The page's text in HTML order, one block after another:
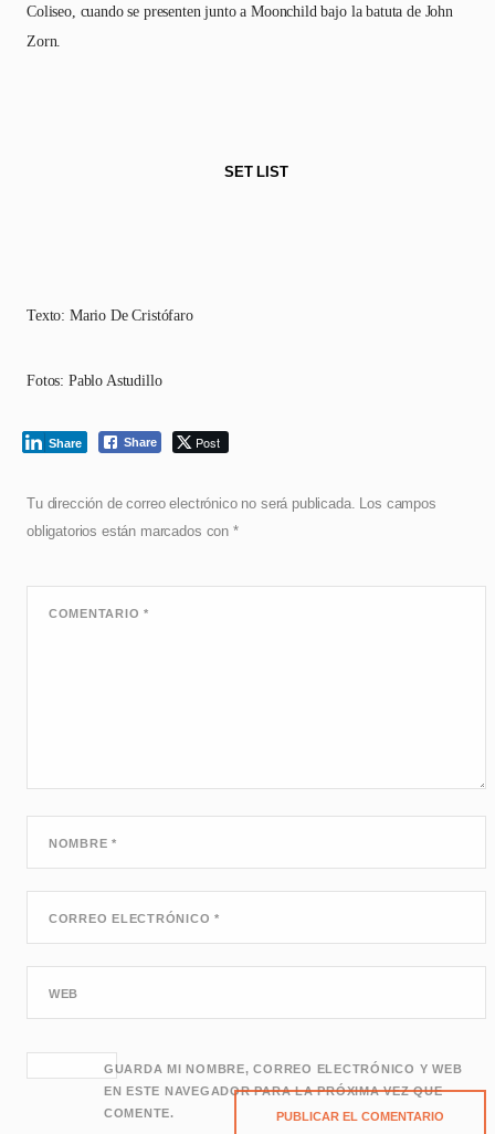
Coliseo, cuando se presenten junto a Moonchild bajo la batuta de John
Zorn.
SET LIST
Texto: Mario De Cristófaro
Fotos: Pablo Astudillo
Share Post
Share
Tu dirección de correo electrónico no será publicada. Los campos
obligatorios están marcados con *
COMENTARIO*
NOMBRE*
CORREO ELECTRÓNICO*
WEB
GUARDA MI NOMBRE, CORREO ELECTRÓNICO Y WEB
EN ESTE NAVEGADOR PARA LA PRÓXIMA VEZ QUE
COMENTE.